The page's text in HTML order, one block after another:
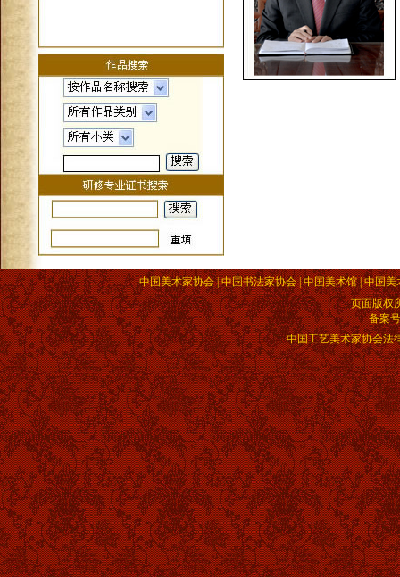
中国美术家协会 | 中国书法家协会 | 中国美术馆 | 中国
页面版权
备案
中国工艺美术家协会法